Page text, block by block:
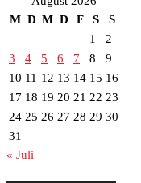
M D M D F S
S
1
2
3
4 5 6 7 8
9
10 11 12 13 14 15 16
17 18 19 20 21 22 23
24 25 26 27 28 29 30
31
« Juli